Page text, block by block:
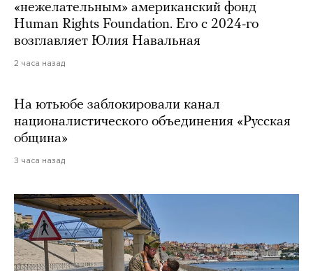
«нежелательным» американский фонд
Human Rights Foundation. Его с 2024-го
возглавляет Юлия Навальная
2 часа назад
На ютьюбе заблокировали канал
националистического объединения «Русская
община»
3 часа назад